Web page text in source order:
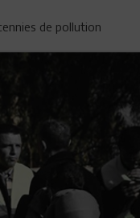
de pollution